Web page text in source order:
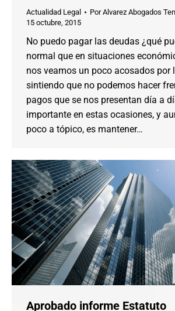
Actualidad Legal PorAlvarez Abogados
15 octubre, 2015
No puedo pagar las deudas ¿qué
normal que en situaciones
nos veamos un poco acosados por
sintiendo que no podemos hacer
pagos que se nos presentan día a
importante en estas ocasiones, y
poco a tópico, es mantener…
Aprobado informe Estatuto